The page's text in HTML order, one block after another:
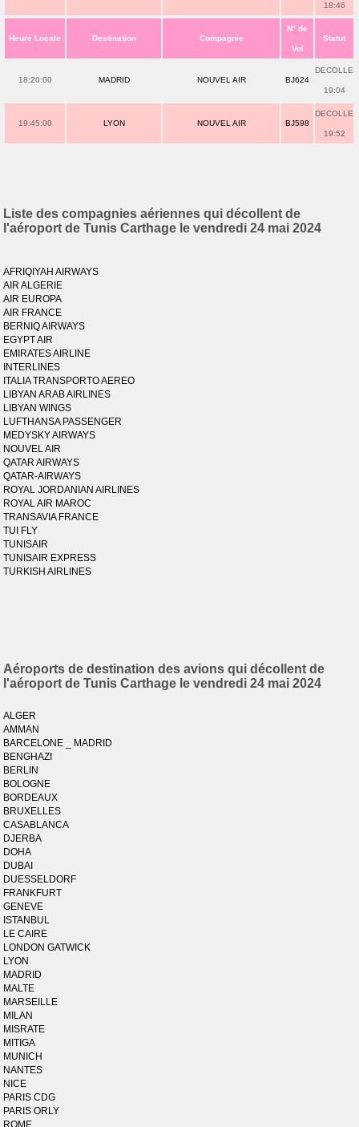
18:46
Heure Locale Destination Compagnie
N° de
Vol
Statut
18:20:00 MADRID NOUVEL AIR BJ624
DECOLLE
19:04
19:45:00 LYON NOUVEL AIR BJ598
DECOLLE
19:52
Liste des compagnies aériennes qui décollent de
l'aéroport de Tunis Carthage le vendredi 24 mai 2024
AFRIQIYAH AIRWAYS
AIR ALGERIE
AIR EUROPA
AIR FRANCE
BERNIQ AIRWAYS
EGYPT AIR
EMIRATES AIRLINE
INTERLINES
ITALIA TRANSPORTO AEREO
LIBYAN ARAB AIRLINES
LIBYAN WINGS
LUFTHANSA PASSENGER
MEDYSKY AIRWAYS
NOUVEL AIR
QATAR AIRWAYS
QATAR-AIRWAYS
ROYAL JORDANIAN AIRLINES
ROYAL AIR MAROC
TRANSAVIA FRANCE
TUI FLY
TUNISAIR
TUNISAIR EXPRESS
TURKISH AIRLINES
Aéroports de destination des avions qui décollent de
l'aéroport de Tunis Carthage le vendredi 24 mai 2024
ALGER
AMMAN
BARCELONE _ MADRID
BENGHAZI
BERLIN
BOLOGNE
BORDEAUX
BRUXELLES
CASABLANCA
DJERBA
DOHA
DUBAI
DUESSELDORF
FRANKFURT
GENEVE
ISTANBUL
LE CAIRE
LONDON GATWICK
LYON
MADRID
MALTE
MARSEILLE
MILAN
MISRATE
MITIGA
MUNICH
NANTES
NICE
PARIS CDG
PARIS ORLY
ROME